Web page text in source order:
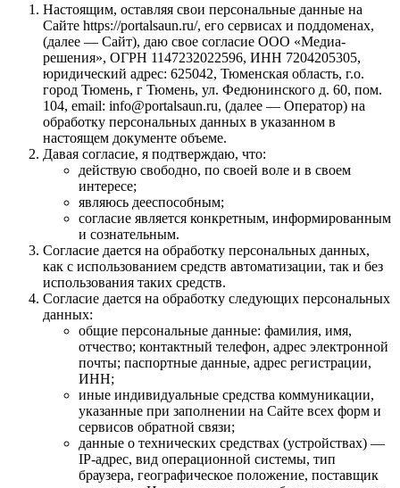
Настоящим, оставляя свои персональные данные на
Сайте https://portalsaun.ru/, его сервисах и поддоменах,
(далее — Сайт), даю свое согласие ООО «Медиа-
решения», ОГРН 1147232022596, ИНН 7204205305,
юридический адрес: 625042, Тюменская область, г.о.
город Тюмень, г Тюмень, ул. Федюнинского д. 60, пом.
104, email: info@portalsaun.ru, (далее — Оператор) на
обработку персональных данных в указанном в
настоящем документе объеме.
Давая согласие, я подтверждаю, что:
действую свободно, по своей воле и в своем
интересе;
являюсь дееспособным;
согласие является конкретным, информированным
и сознательным.
Согласие дается на обработку персональных данных,
как с использованием средств автоматизации, так и без
использования таких средств.
Согласие дается на обработку следующих персональных
данных:
общие персональные данные: фамилия, имя,
отчество; контактный телефон, адрес электронной
почты; паспортные данные, адрес регистрации,
ИНН;
иные индивидуальные средства коммуникации,
указанные при заполнении на Сайте всех форм и
сервисов обратной связи;
данные о технических средствах (устройствах) —
IP-адрес, вид операционной системы, тип
браузера, географическое положение, поставщик